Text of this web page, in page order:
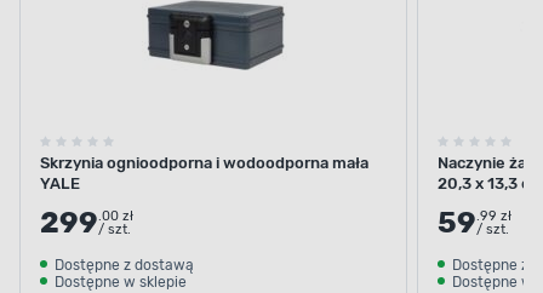
Skrzynia ognioodporna i wodoodporna mała
YALE
299.00 zł
/ szt.
Dostępne z dostawą
Dostępne w sklepie
Naczynie
20,3 x 13,3 cm
59.99 zł
/ szt.
Dostępne z
Dostępne w